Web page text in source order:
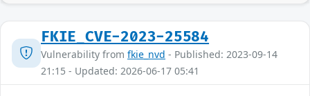
FKIE_CVE-2023-25584
Vulnerability from fkie_nvd - Published: 2023-09-14
21:15 - Updated: 2026-06-17 05:41